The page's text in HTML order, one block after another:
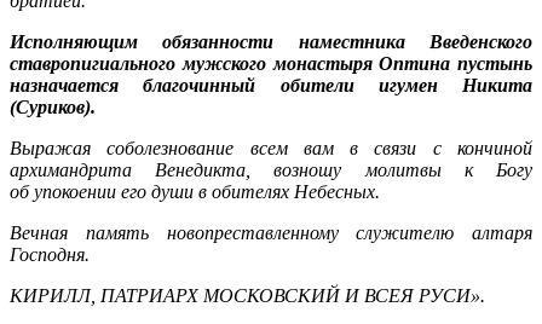
Исполняющим обязанности наместника Введенского
ставропигиального мужского монастыря Оптина пустынь
назначается благочинный обителиигумен Никита
(Суриков).
Выражая соболезнование всем вам в связи с кончиной
архимандрита Венедикта, возношу молитвы к Богу
об упокоении его души в обителях Небесных.
Вечная память новопреставленному служителю алтаря
Господня.
КИРИЛЛ, ПАТРИАРХ МОСКОВСКИЙ И ВСЕЯ РУСИ».